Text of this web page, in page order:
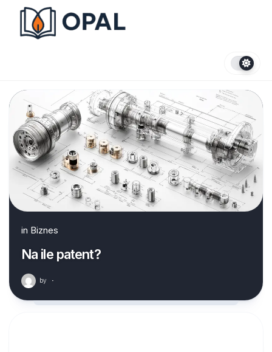
content
in Biznes
Na ile patent?
by ·